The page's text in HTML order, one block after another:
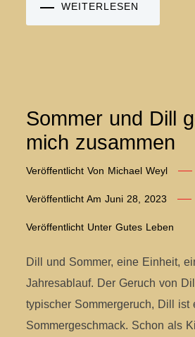
WEITERLESEN
Sommer und Dill
mich zusammen
Veröffentlicht Von Michael Weyl
Veröffentlicht AmJuni 28, 2023
Veröffentlicht UnterGutes Leben
Dill und Sommer, eine Einheit,
Jahresablauf. Der Geruch von
typischer Sommergeruch, Dill ist
Sommergeschmack. Schon als